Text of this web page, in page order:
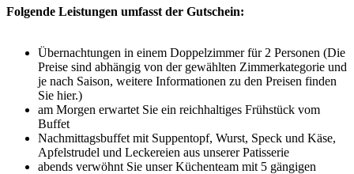
Folgende Leistungen umfasst der Gutschein:
Übernachtungen in einem Doppelzimmer für 2 Personen (Die
Preise sind abhängig von der gewählten Zimmerkategorie und
je nach Saison, weitere Informationen zu den Preisen finden
Sie hier.)
am Morgen erwartet Sie ein reichhaltiges Frühstück vom
Buffet
Nachmittagsbuffet mit Suppentopf, Wurst, Speck und Käse,
Apfelstrudel und Leckereien aus unserer Patisserie
abends verwöhnt Sie unser Küchenteam mit 5 gängigen